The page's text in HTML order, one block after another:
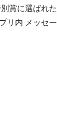
賞に選ばれた
リ内 メッセー